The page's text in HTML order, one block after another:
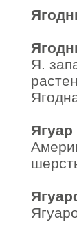
Я.
Ягуар